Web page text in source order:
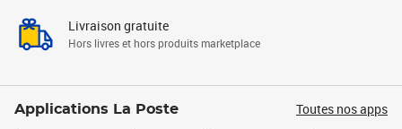
Livraison gratuite
Hors livres et hors produits marketplace
Applications La Poste Toutes nos apps